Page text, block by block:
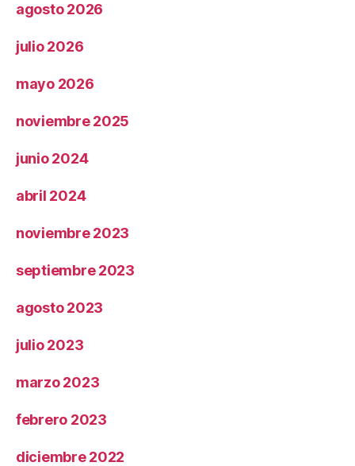
agosto 2026
julio 2026
mayo 2026
noviembre 2025
junio 2024
abril 2024
noviembre 2023
septiembre 2023
agosto 2023
julio 2023
marzo 2023
febrero 2023
diciembre 2022